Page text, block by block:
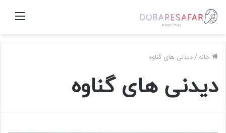
منو
خانه /دیدنی های گناوه
دیدنی های گناوه